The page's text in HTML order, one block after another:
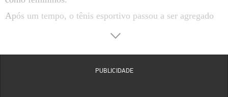
Após um tempo, o tênis esportivo passou a ser agregado
ao estilo mais informal, ou seja, é também utilizado
PUBLICIDADE